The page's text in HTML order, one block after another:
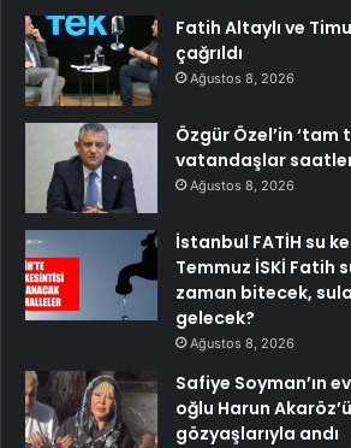
Fatih Altaylı ve
çağrıldı
Ağustos 8, 2026
Özgür Özel’in ‘tam
vatandaşlar
Ağustos 8, 2026
İstanbul FATİH su
Temmuz İSKİ Fatih
zaman bitecek,
gelecek?
Ağustos 8, 2026
Safiye Soyman’ın
oğlu Harun
gözyaşlarıyla andı